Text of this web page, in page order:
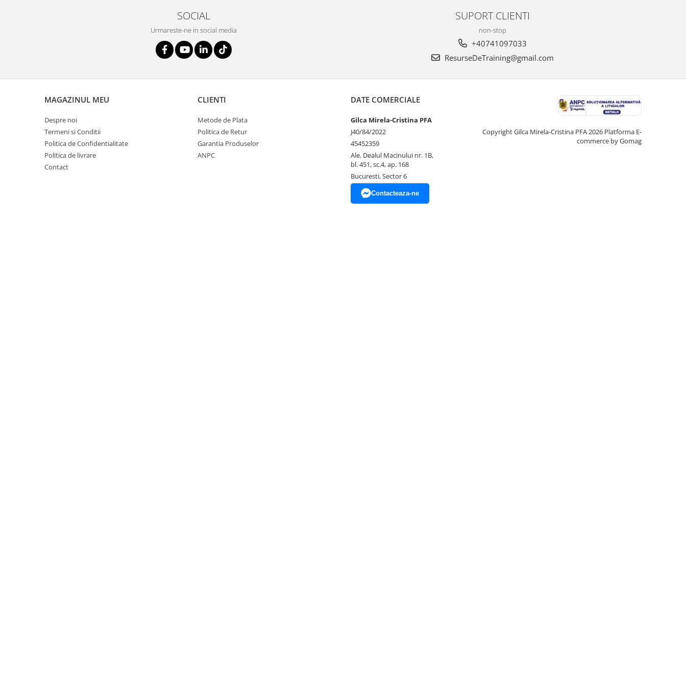
CRIMA ORGANIZATA
Cursuri militare pentru militari,
5. CURSURI JURIDICE,
TERORISM, ANTI-DROG, ANTI-
CRIMA ORGANIZATA, ANTI-TRAFIC
DE PERSOANE, ANTI-CORUPTIE
SOCIAL
Urmareste-ne in social media
SUPORT CLIENTI
non-stop
+40741097033
ResurseDeTraining@gmail.com
MAGAZINUL MEU
Despre noi
Termeni si Conditii
Politica de Confidentialitate
Politica de livrare
Contact
CLIENTI
Metode de Plata
Politica de Retur
Garantia Produselor
ANPC
DATE COMERCIALE
Gilca Mirela-Cristina PFA
J40/84/2022
45452359
Ale. Dealul Macinului nr. 1B,
bl. 451, sc.4, ap. 168
Bucuresti, Sector 6
Contacteaza-ne
Copyright Gilca Mirela-Cristina PFA 2026 Platforma E-
commerce by Gomag